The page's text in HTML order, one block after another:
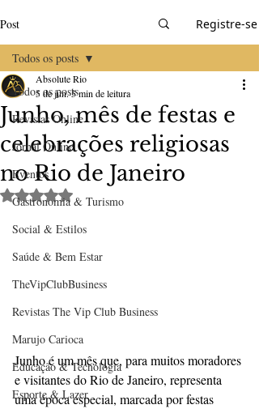
Post Registre-se
Todos os posts
Revistas Online
Jornal Online
Eventos
Gastronomia & Turismo
Social & Estilos
Saúde & Bem Estar
TheVipClubBusiness
Revistas The Vip Club Business
Marujo Carioca
Educação & Tecnologia
Esporte & Lazer
Todos os posts
Junho, mês de festas e
celebrações religiosas
no Rio de Janeiro
Absolute Rio
5 de jun.5 min de leitura
Avaliado com NaN de 5 estrelas.
Junho é um mês que, para muitos moradores
e visitantes do Rio de Janeiro, representa
uma época especial, marcada por festas